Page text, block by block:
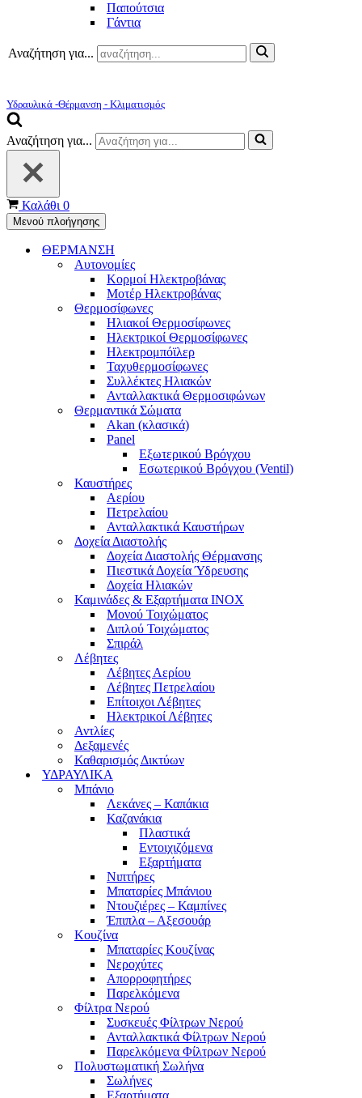
Παπούτσια
Γάντια
Αναζήτηση για...
Υδραυλικά -Θέρμανση - Κλιματισμός
Αναζήτηση για...
Καλάθι 0
Μενού πλοήγησης
ΘΕΡΜΑΝΣΗ
Αυτονομίες
Κορμοί Ηλεκτροβάνας
Μοτέρ Ηλεκτροβάνας
Θερμοσίφωνες
Ηλιακοί Θερμοσίφωνες
Ηλεκτρικοί Θερμοσίφωνες
Ηλεκτρομπόϊλερ
Ταχυθερμοσίφωνες
Συλλέκτες Ηλιακών
Ανταλλακτικά Θερμοσιφώνων
Θερμαντικά Σώματα
Akan (κλασικά)
Panel
Εξωτερικού Βρόγχου
Εσωτερικού Βρόγχου (Ventil)
Καυστήρες
Αερίου
Πετρελαίου
Ανταλλακτικά Καυστήρων
Δοχεία Διαστολής
Δοχεία Διαστολής Θέρμανσης
Πιεστικά Δοχεία Ύδρευσης
Δοχεία Ηλιακών
Καμινάδες & Εξαρτήματα ΙΝΟΧ
Μονού Τοιχώματος
Διπλού Τοιχώματος
Σπιράλ
Λέβητες
Λέβητες Αερίου
Λέβητες Πετρελαίου
Επίτοιχοι Λέβητες
Ηλεκτρικοί Λέβητες
Αντλίες
Δεξαμενές
Καθαρισμός Δικτύων
ΥΔΡΑΥΛΙΚΑ
Μπάνιο
Λεκάνες – Καπάκια
Καζανάκια
Πλαστικά
Εντοιχιζόμενα
Εξαρτήματα
Νιπτήρες
Μπαταρίες Μπάνιου
Ντουζιέρες – Καμπίνες
Έπιπλα – Αξεσουάρ
Κουζίνα
Μπαταρίες Κουζίνας
Νεροχύτες
Απορροφητήρες
Παρελκόμενα
Φίλτρα Νερού
Συσκευές Φίλτρων Νερού
Ανταλλακτικά Φίλτρων Νερού
Παρελκόμενα Φίλτρων Νερού
Πολυστωματική Σωλήνα
Σωλήνες
Εξαρτήματα